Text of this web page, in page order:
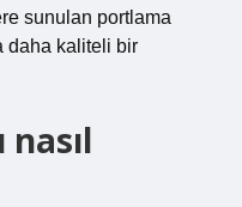
sunulan portlama
daha kaliteli bir